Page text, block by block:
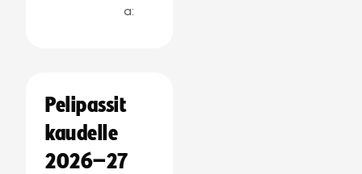
a:
Pelipassit
kaudelle
2026–27